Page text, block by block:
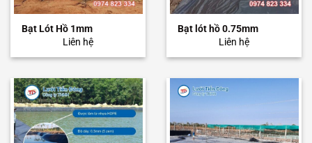
Bạt Lót Hồ 1mm
Liên hệ
Bạt lót hồ 0.75mm
Liên hệ